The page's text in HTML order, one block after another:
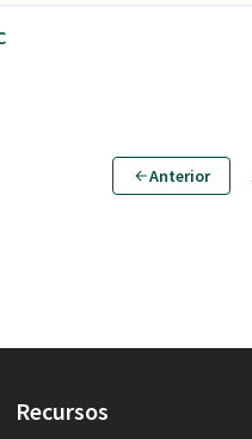
Anterior
Recursos